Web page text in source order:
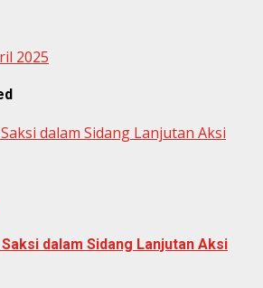
2025
dalam Sidang Lanjutan Aksi
dalam Sidang Lanjutan Aksi